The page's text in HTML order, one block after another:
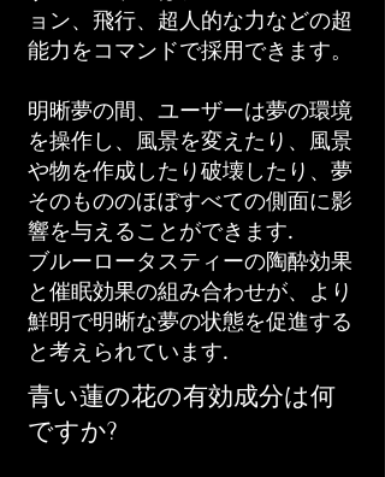
ョン、飛行、超人的な力などの超
能力をコマンドで採用できます。
明晰夢の間、ユーザーは夢の環境
を操作し、風景を変えたり、風景
や物を作成したり破壊したり、夢
そのもののほぼすべての側面に影
響を与えることができます.
ブルーロータスティーの陶酔効果
と催眠効果の組み合わせが、より
鮮明で明晰な夢の状態を促進する
と考えられています.
青い蓮の花の有効成分は何
ですか?